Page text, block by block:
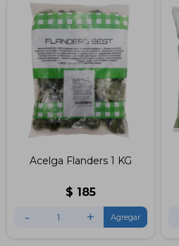
Acelga Flanders 1 KG
$ 185
- +